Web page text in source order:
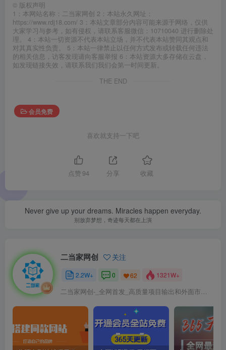
© 版权声明
1：本网站名称：二当家网创 2：本站永久网址：
https://www.rdj18.com/ 3：本站文章部分内容可能来源于网络，仅供
大家学习与参考，如有侵权，请联系客服微信：10710040 进行删除处
理。 4：本站一切资源不代表本站立场，并不代表本站赞同其观点和
对其真实性负责。 5：本站一律禁止以任何方式发布或转载任何违法
的相关信息，访客发现请向客服举报 6：本站资源大多存储在云盘，
如发现链接失效，请联系我们我们会第一时间更新。
THE END
会员免费
喜欢就支持一下吧
点赞 94 分享 收藏
Never give up your dreams. Miracles happen everyday.
别放弃梦想，奇迹每天都在上演
二当家网创 关注
2.2W+ 0 62 1321W+
二当家网创-_全网首发_高质量项目输出和外面市场高价课程一模一样